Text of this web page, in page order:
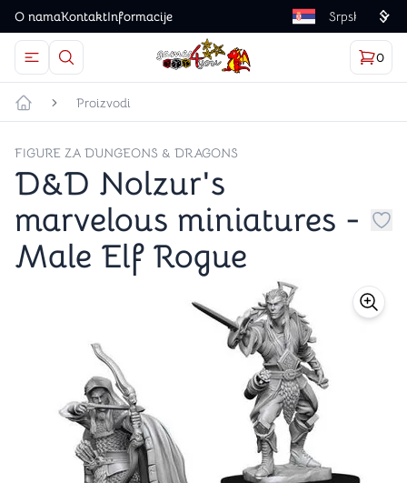
O namaKontaktInformacije Language
Otvorite meni
Dugme u obliku lupe predstavlja ikonicu za
Games4you logo
0
Početna strana
Proizvodi
FIGURE ZA DUNGEONS & DRAGONS
D&D Nolzur's
marvelous miniatures -
Male Elf Rogue